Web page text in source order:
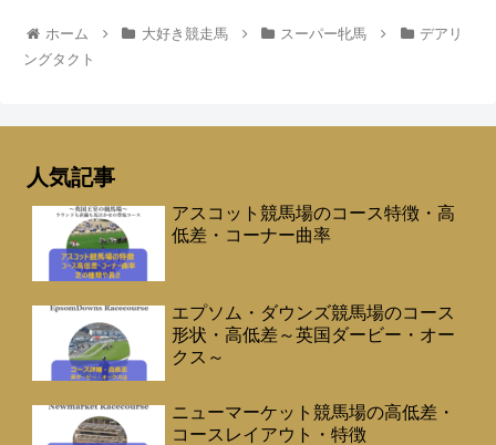
ホーム 大好き競走馬 スーパー牝馬
デアリ
ングタクト
人気記事
アスコット競馬場のコース特徴・高
低差・コーナー曲率
エプソム・ダウンズ競馬場のコース
形状・高低差～英国ダービー・オー
クス～
ニューマーケット競馬場の高低差・
コースレイアウト・特徴